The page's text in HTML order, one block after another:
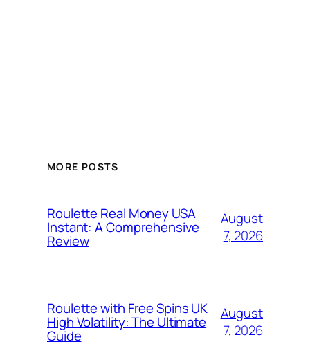
MORE POSTS
Roulette Real Money USA
Instant: A Comprehensive
Review
August
7, 2026
Roulette with Free Spins UK
High Volatility: The Ultimate
Guide
August
7, 2026